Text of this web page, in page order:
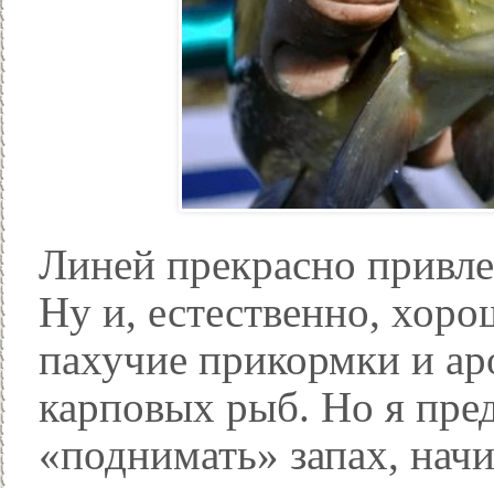
Линей прекрасно
Ну и, естественно,
пахучие прикормки и
карповых рыб. Но я
«поднимать» запах,